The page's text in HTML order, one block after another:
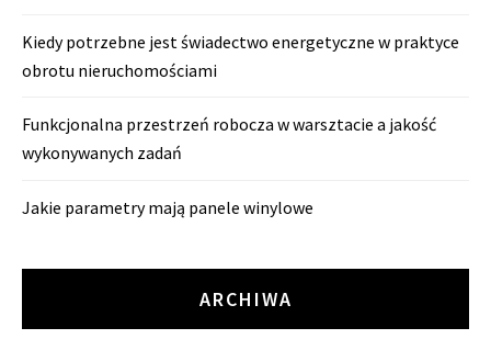
Kiedy potrzebne jest świadectwo energetyczne w praktyce
obrotu nieruchomościami
Funkcjonalna przestrzeń robocza w warsztacie a jakość
wykonywanych zadań
Jakie parametry mają panele winylowe
ARCHIWA